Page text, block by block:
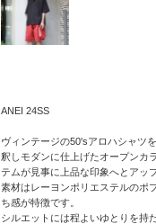
ANEI 24SS
ヴィンテージの50'sアロハシャツ
釈しモダンに仕上げたオープンカ
テムが見事に上品な印象へとアッ
素材はレーヨンポリエステルのポ
ち感が特徴です。
シルエットには程よいゆとりを持